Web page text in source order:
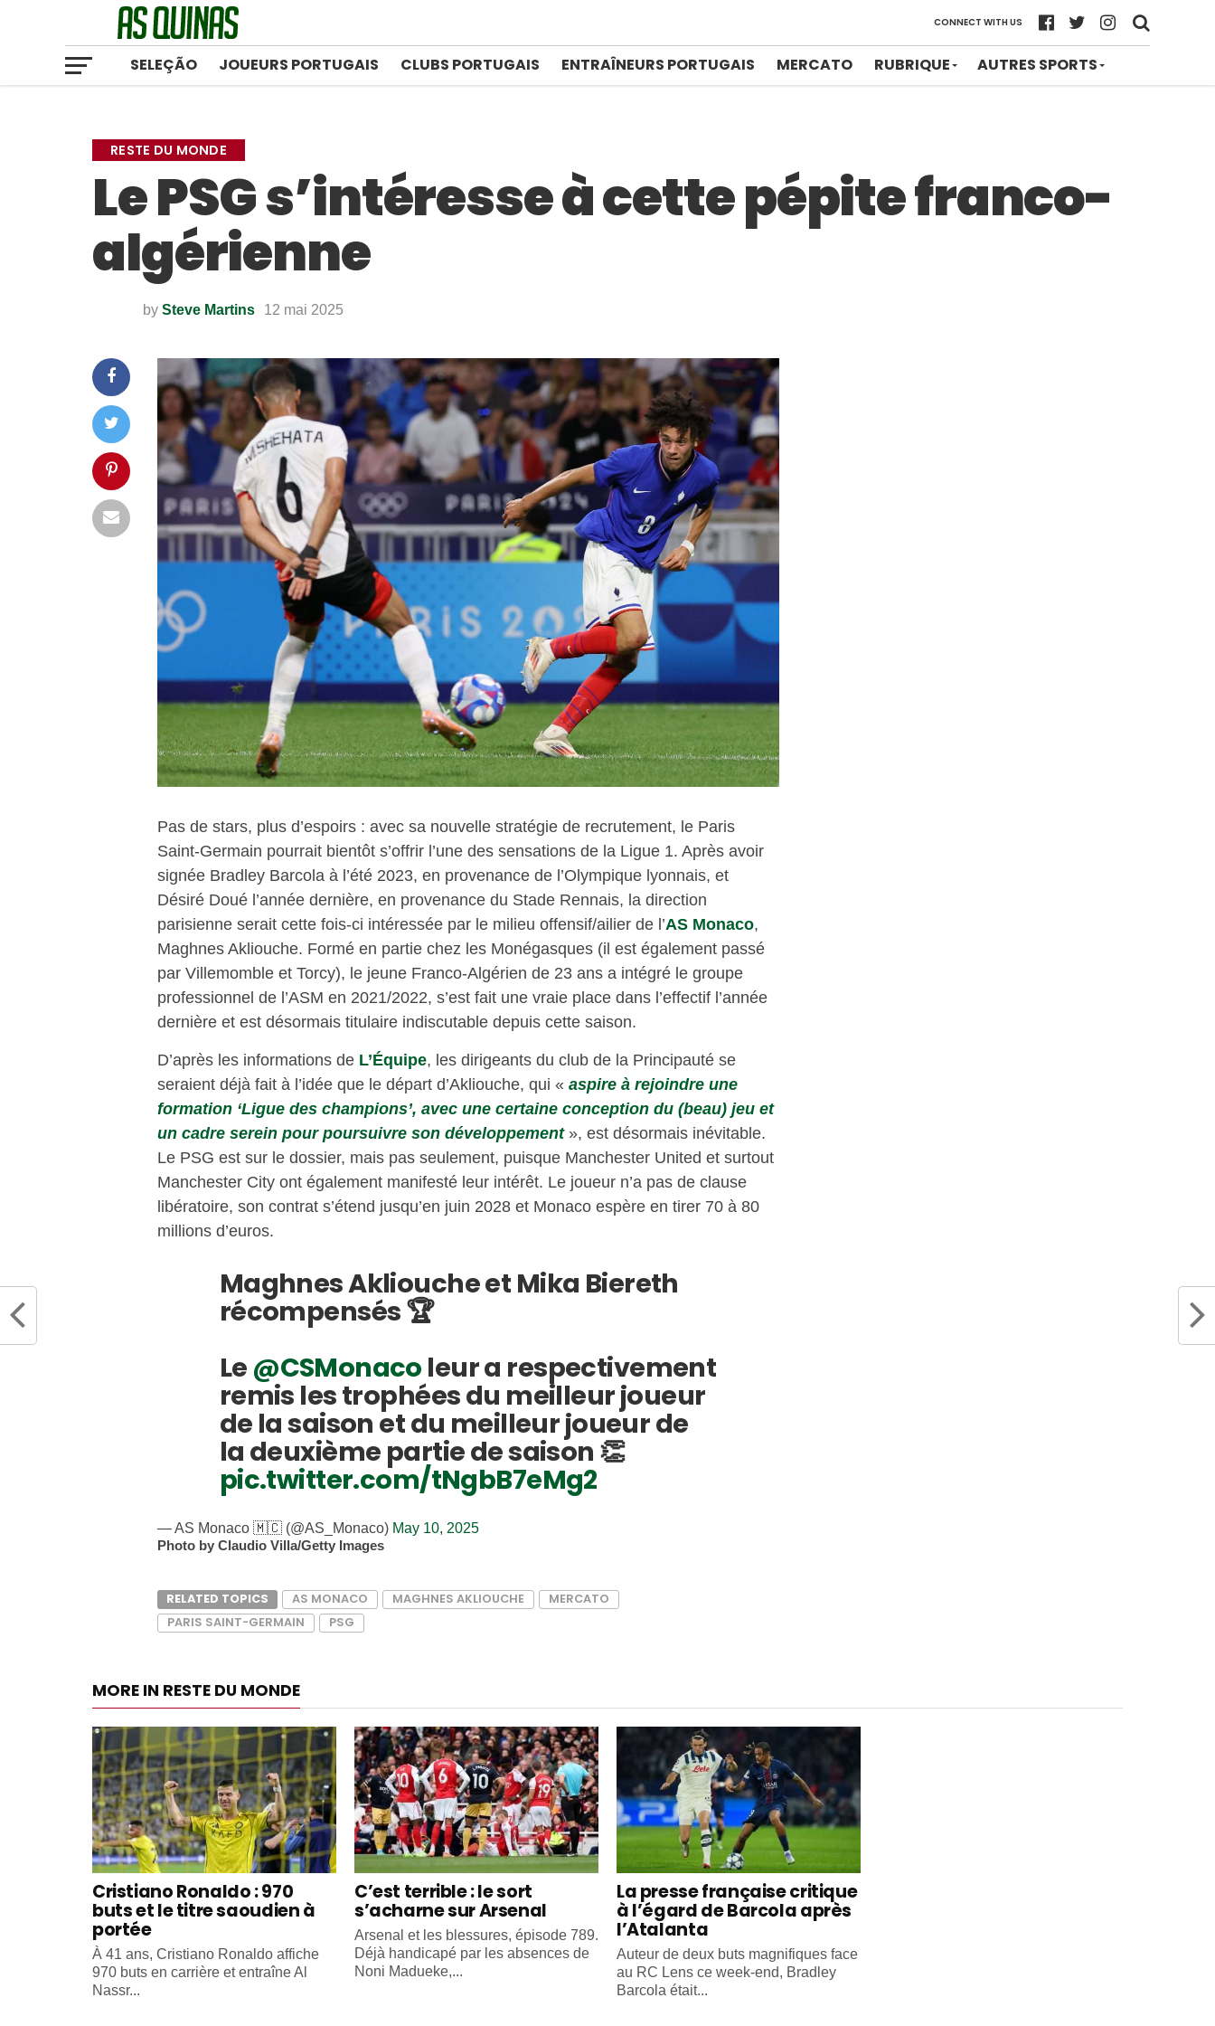
CONNECT WITH US
SELEÇÃO JOUEURS PORTUGAIS CLUBS PORTUGAIS ENTRAÎNEURS PORTUGAIS MERCATO RUBRIQUE AUTRES SPORTS
RESTE DU MONDE
Le PSG s’intéresse à cette pépite franco-
algérienne
by Steve Martins 12 mai 2025
Pas de stars, plus d’espoirs : avec sa nouvelle stratégie de recrutement, le Paris
Saint-Germain pourrait bientôt s’offrir l’une des sensations de la Ligue 1. Après avoir
signée Bradley Barcola à l’été 2023, en provenance de l’Olympique lyonnais, et
Désiré Doué l’année dernière, en provenance du Stade Rennais, la direction
parisienne serait cette fois-ci intéressée par le milieu offensif/ailier de l’AS Monaco,
Maghnes Akliouche. Formé en partie chez les Monégasques (il est également passé
par Villemomble et Torcy), le jeune Franco-Algérien de 23 ans a intégré le groupe
professionnel de l’ASM en 2021/2022, s’est fait une vraie place dans l’effectif l’année
dernière et est désormais titulaire indiscutable depuis cette saison.
D’après les informations de L’Équipe, les dirigeants du club de la Principauté se
seraient déjà fait à l’idée que le départ d’Akliouche, qui « aspire à rejoindre une
formation ‘Ligue des champions’, avec une certaine conception du (beau) jeu et
un cadre serein pour poursuivre son développement », est désormais inévitable.
Le PSG est sur le dossier, mais pas seulement, puisque Manchester United et surtout
Manchester City ont également manifesté leur intérêt. Le joueur n’a pas de clause
libératoire, son contrat s’étend jusqu’en juin 2028 et Monaco espère en tirer 70 à 80
millions d’euros.
Maghnes Akliouche et Mika Biereth
récompensés 🏆
Le @CSMonaco leur a respectivement
remis les trophées du meilleur joueur
de la saison et du meilleur joueur de
la deuxième partie de saison 👏
pic.twitter.com/tNgbB7eMg2
— AS Monaco 🇲🇨 (@AS_Monaco) May 10, 2025
Photo by Claudio Villa/Getty Images
RELATED TOPICS AS MONACO MAGHNES AKLIOUCHE
MERCATO
PARIS SAINT-GERMAIN
PSG
MORE IN RESTE DU MONDE
Cristiano Ronaldo : 970
buts et le titre saoudien à
portée
À 41 ans, Cristiano Ronaldo affiche
970 buts en carrière et entraîne Al
Nassr...
C’est terrible : le sort
s’acharne sur Arsenal
Arsenal et les blessures, épisode 789.
Déjà handicapé par les absences de
Noni Madueke,...
La presse française critique
à l’égard de Barcola après
l’Atalanta
Auteur de deux buts magnifiques face
au RC Lens ce week-end, Bradley
Barcola était...